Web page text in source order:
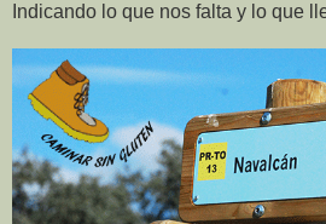
Indicando lo que nos falta y lo que